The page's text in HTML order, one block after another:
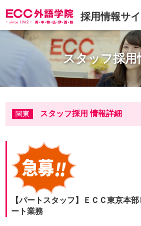
採用情報サイ
スタッフ採用
関東 スタッフ採用 情報詳細
【パートスタッフ】ＥＣＣ東京本
ート業務